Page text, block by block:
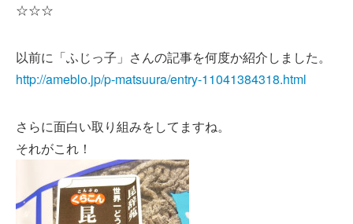
☆☆☆
以前に「ふじっ子」さんの記事を何度か紹介しました。
http://ameblo.jp/p-matsuura/entry-11041384318.html
さらに面白い取り組みをしてますね。
それがこれ！